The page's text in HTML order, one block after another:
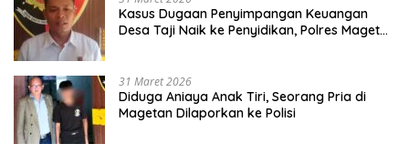
Kasus Dugaan Penyimpangan Keuangan
Desa Taji Naik ke Penyidikan, Polres Magetan
31 Maret 2026
Diduga Aniaya Anak Tiri, Seorang Pria di
Magetan Dilaporkan ke Polisi